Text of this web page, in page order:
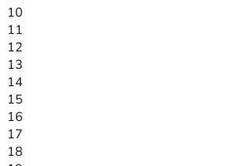
10
11
12
13
14
15
16
17
18